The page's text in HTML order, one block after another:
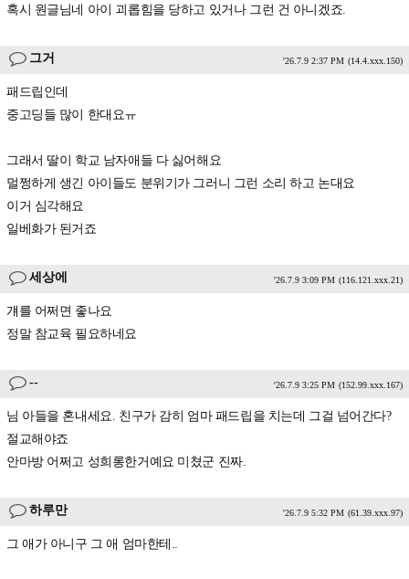
혹시 원글님네 아이 괴롭힘을 당하고 있거나 그런 건 아니겠죠.
그거 '26.7.9 2:37 PM (14.4.xxx.150)
패드립인데
중고딩들 많이 한대요ㅠ
그래서 딸이 학교 남자애들 다 싫어해요
멀쩡하게 생긴 아이들도 분위기가 그러니 그런 소리 하고 논대요
이거 심각해요
일베화가 된거죠
세상에 '26.7.9 3:09 PM (116.121.xxx.21)
걔를 어쩌면 좋나요
정말 참교육 필요하네요
-- '26.7.9 3:25 PM (152.99.xxx.167)
님 아들을 혼내세요. 친구가 감히 엄마 패드립을 치는데 그걸 넘어간다?
절교해야죠
안마방 어쩌고 성희롱한거예요 미쳤군 진짜.
하루만 '26.7.9 5:32 PM (61.39.xxx.97)
그 애가 아니구 그 애 엄마한테..